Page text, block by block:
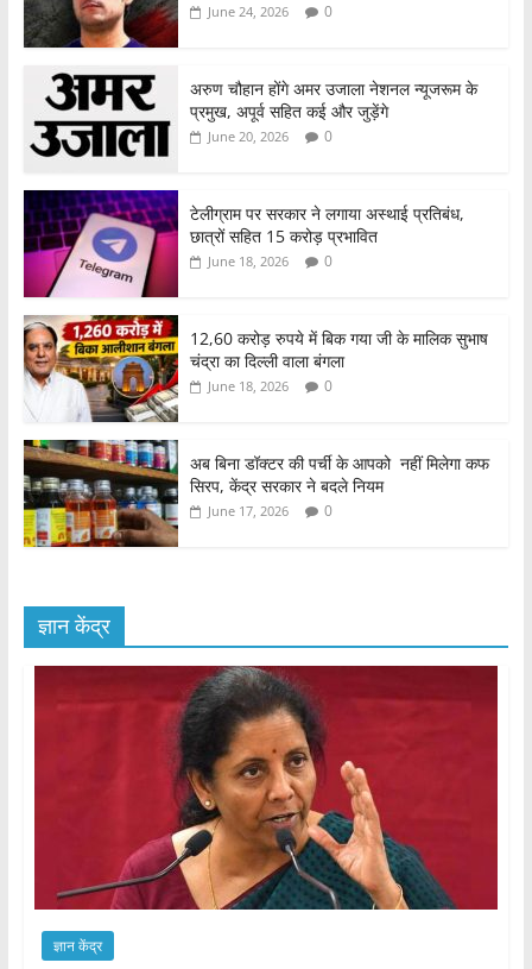
June 24, 2026 0
अरुण चौहान होंगे अमर उजाला नेशनल न्यूजरूम के
प्रमुख, अपूर्व सहित कई और जुड़ेंगे
June 20, 2026 0
टेलीग्राम पर सरकार ने लगाया अस्थाई प्रतिबंध,
छात्रों सहित 15 करोड़ प्रभावित
June 18, 2026 0
12,60 करोड़ रुपये में बिक गया जी के मालिक सुभाष
चंद्रा का दिल्ली वाला बंगला
June 18, 2026 0
अब बिना डॉक्टर की पर्ची के आपको नहीं मिलेगा कफ
सिरप, केंद्र सरकार ने बदले नियम
June 17, 2026 0
ज्ञान केंद्र
ज्ञान केंद्र